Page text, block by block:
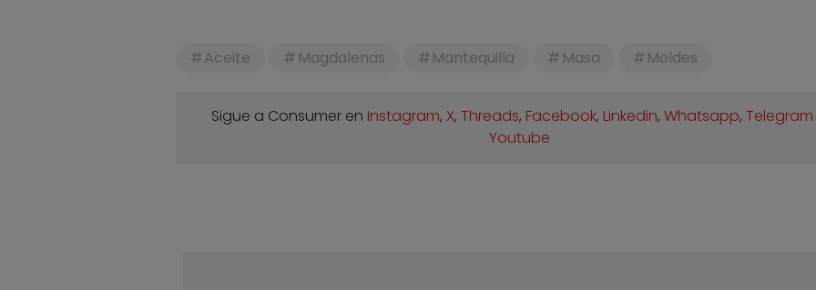
Aceite Magdalenas Mantequilla Masa Moldes
Sigue a Consumer en Instagram, X,Threads, Facebook, Linkedin,Whatsapp,Telegram
Youtube